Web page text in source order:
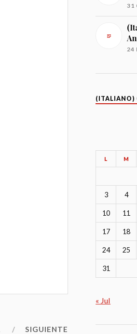
SIGUIENTE
31
24
(ITALIANO)
L M
3 4
10 11
17 18
24 25
31
« Jul